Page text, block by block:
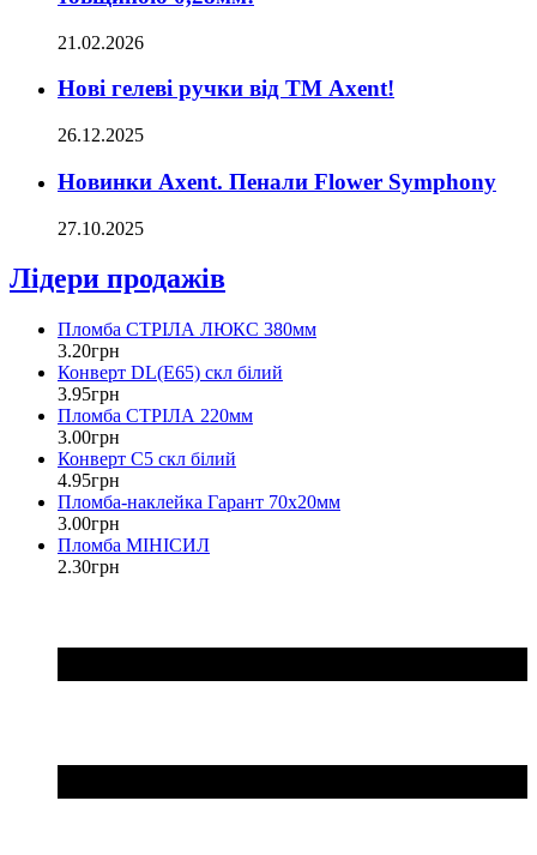
21.02.2026
Нові гелеві ручки від ТМ Axent!
26.12.2025
Новинки Axent. Пенали Flower Symphony
27.10.2025
Лідери продажів
Пломба СТРІЛА ЛЮКС 380мм
3.20грн
Конверт DL(Е65) скл білий
3.95грн
Пломба СТРІЛА 220мм
3.00грн
Конверт С5 скл білий
4.95грн
Пломба-наклейка Гарант 70х20мм
3.00грн
Пломба МІНІСИЛ
2.30грн